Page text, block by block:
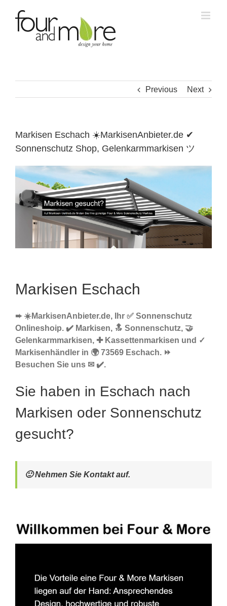
content
Previous Next
Markisen Eschach ☀️MarkisenAnbieter.de ✔
Sonnenschutz Shop, Gelenkarmmarkisen ツ
Markisen Eschach
➨ ☀️MarkisenAnbieter.de, Ihr ✅ Sonnenschutz
Onlineshoip. ✔️ Markisen, 🔝 Sonnenschutz, 🤝
Gelenkarmmarkisen, ✚ Kassettenmarkisen und ✓
Markisenhändler in 🌍 73569 Eschach. ⏩
Besuchen Sie uns ✉ ✔️.
Sie haben in Eschach nach
Markisen oder Sonnenschutz
gesucht?
🙂 Nehmen Sie Kontakt auf.